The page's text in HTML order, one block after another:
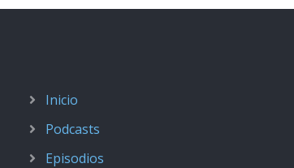
Inicio
Podcasts
Episodios